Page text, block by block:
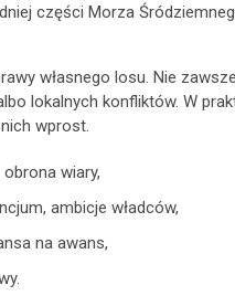
części Morza
własnego losu. Nie
lokalnych konfliktów. W
wprost.
wiary,
ambicje władców,
na awans,